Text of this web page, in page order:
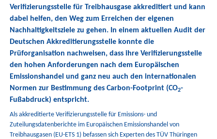
Verifizierungsstelle für Treibhausgase akkreditiert und kann
dabei helfen, den Weg zum Erreichen der eigenen
Nachhaltigkeitsziele zu gehen. In einem aktuellen Audit der
Deutschen Akkreditierungsstelle konnte die
Prüforganisation nachweisen, dass ihre Verifizierungsstelle
den hohen Anforderungen nach dem Europäischen
Emissionshandel und ganz neu auch den internationalen
Normen zur Bestimmung des Carbon-Footprint (CO2-
Fußabdruck) entspricht.
Als akkreditierte Verifizierungsstelle für Emissions- und
Zuteilungsdatenberichte im Europäischen Emissionshandel von
Treibhausgasen (EU-ETS 1) befassen sich Experten des TÜV Thüringen